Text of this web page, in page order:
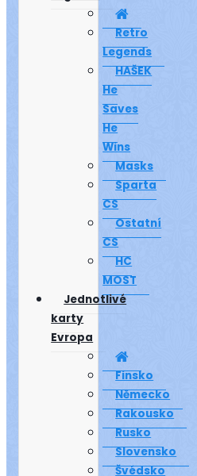
Retro
Legends
HAŠEK
He
Saves
He
Wins
Masks
Sparta
CS
Ostatní
CS
HC
MOST
Jednotlivé
karty
Evropa
Finsko
Německo
Rakousko
Rusko
Slovensko
Švédsko